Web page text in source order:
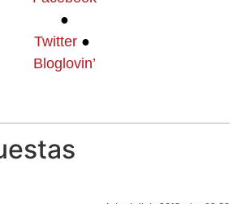
●
Twitter ●
Bloglovin’